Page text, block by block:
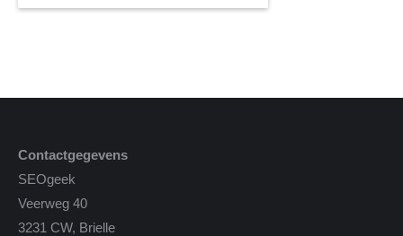
Contactgegevens
SEOgeek
Veerweg 40
3231 CW, Brielle